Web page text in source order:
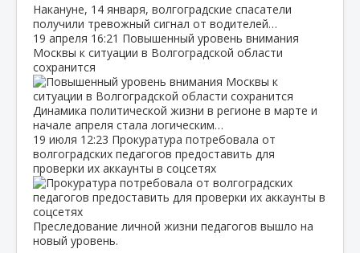
Накануне, 14 января, волгоградские спасатели
получили тревожный сигнал от водителей…
19 апреля 16:21 Повышенный уровень внимания
Москвы к ситуации в Волгоградской области
сохранится
Динамика политической жизни в регионе в марте и
начале апреля стала логическим…
19 июля 12:23 Прокуратура потребовала от
волгоградских педагогов предоставить для
проверки их аккаунты в соцсетях
Преследование личной жизни педагогов вышло на
новый уровень.